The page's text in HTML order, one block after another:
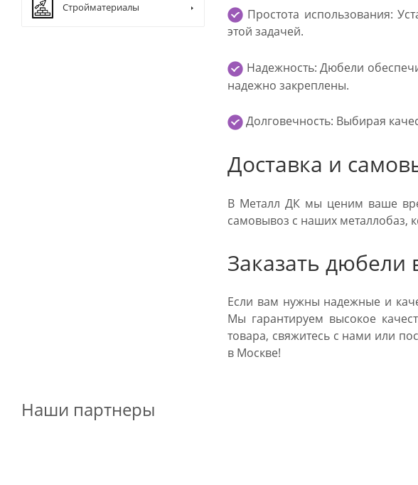
Простота использования:
этой задачей.
Надежность: Дюбели
надежно закреплены.
Долговечность: Выбирая
Доставка и
В Металл ДК мы ценим ваше
самовывоз с наших металлобаз,
Заказать дюбели
Если вам нужны надежные и
Мы гарантируем высокое
товара, свяжитесь с нами или
в Москве!
Стройматериалы
Наши партнеры